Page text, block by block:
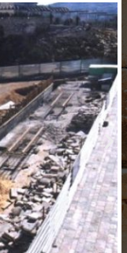
להרחבה
ולהעמקה.
הוספה
לסף